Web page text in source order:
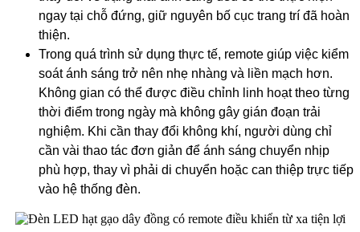
ngay tại chỗ đứng, giữ nguyên bố cục trang trí đã hoàn
thiện.
Trong quá trình sử dụng thực tế, remote giúp việc kiểm
soát ánh sáng trở nên nhẹ nhàng và liền mạch hơn.
Không gian có thể được điều chỉnh linh hoạt theo từng
thời điểm trong ngày mà không gây gián đoạn trải
nghiệm. Khi cần thay đổi không khí, người dùng chỉ
cần vài thao tác đơn giản để ánh sáng chuyển nhịp
phù hợp, thay vì phải di chuyển hoặc can thiệp trực tiếp
vào hệ thống đèn.